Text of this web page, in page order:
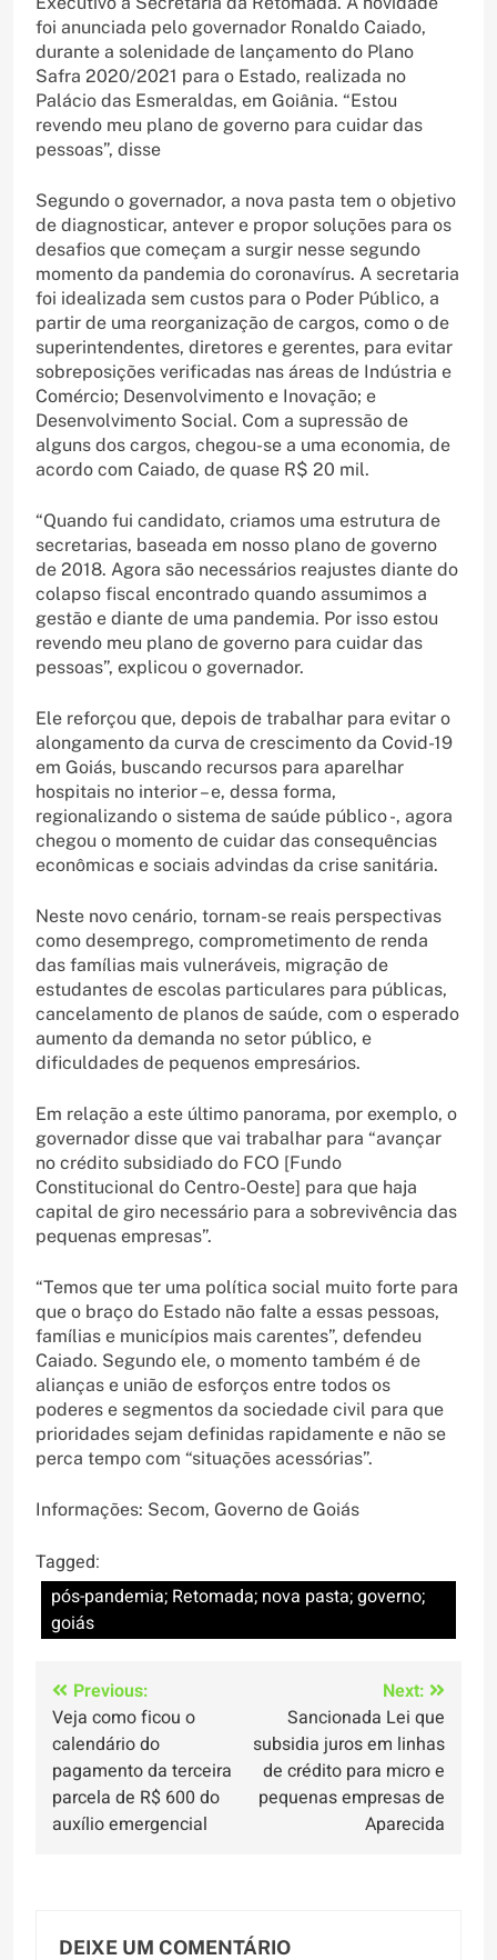
foi anunciada pelo governador Ronaldo Caiado,
durante a solenidade de lançamento do Plano
Safra 2020/2021 para o Estado, realizada no
Palácio das Esmeraldas, em Goiânia. “Estou
revendo meu plano de governo para cuidar das
pessoas”, disse
Segundo o governador, a nova pasta tem o objetivo
de diagnosticar, antever e propor soluções para os
desafios que começam a surgir nesse segundo
momento da pandemia do coronavírus. A secretaria
foi idealizada sem custos para o Poder Público, a
partir de uma reorganização de cargos, como o de
superintendentes, diretores e gerentes, para evitar
sobreposições verificadas nas áreas de Indústria e
Comércio; Desenvolvimento e Inovação; e
Desenvolvimento Social. Com a supressão de
alguns dos cargos, chegou-se a uma economia, de
acordo com Caiado, de quase R$ 20 mil.
“Quando fui candidato, criamos uma estrutura de
secretarias, baseada em nosso plano de governo
de 2018. Agora são necessários reajustes diante do
colapso fiscal encontrado quando assumimos a
gestão e diante de uma pandemia. Por isso estou
revendo meu plano de governo para cuidar das
pessoas”, explicou o governador.
Ele reforçou que, depois de trabalhar para evitar o
alongamento da curva de crescimento da Covid-19
em Goiás, buscando recursos para aparelhar
hospitais no interior – e, dessa forma,
regionalizando o sistema de saúde público -, agora
chegou o momento de cuidar das consequências
econômicas e sociais advindas da crise sanitária.
Neste novo cenário, tornam-se reais perspectivas
como desemprego, comprometimento de renda
das famílias mais vulneráveis, migração de
estudantes de escolas particulares para públicas,
cancelamento de planos de saúde, com o esperado
aumento da demanda no setor público, e
dificuldades de pequenos empresários.
Em relação a este último panorama, por exemplo, o
governador disse que vai trabalhar para “avançar
no crédito subsidiado do FCO [Fundo
Constitucional do Centro-Oeste] para que haja
capital de giro necessário para a sobrevivência das
pequenas empresas”.
“Temos que ter uma política social muito forte para
que o braço do Estado não falte a essas pessoas,
famílias e municípios mais carentes”, defendeu
Caiado. Segundo ele, o momento também é de
alianças e união de esforços entre todos os
poderes e segmentos da sociedade civil para que
prioridades sejam definidas rapidamente e não se
perca tempo com “situações acessórias”.
Informações: Secom, Governo de Goiás
Tagged:
pós-pandemia; Retomada; nova pasta; governo;
goiás
Navegação
de
Post
Previous:
Veja como ficou o
calendário do
pagamento da terceira
parcela de R$ 600 do
auxílio emergencial
Next:
Sancionada Lei que
subsidia juros em linhas
de crédito para micro e
pequenas empresas de
Aparecida
DEIXE UM COMENTÁRIO